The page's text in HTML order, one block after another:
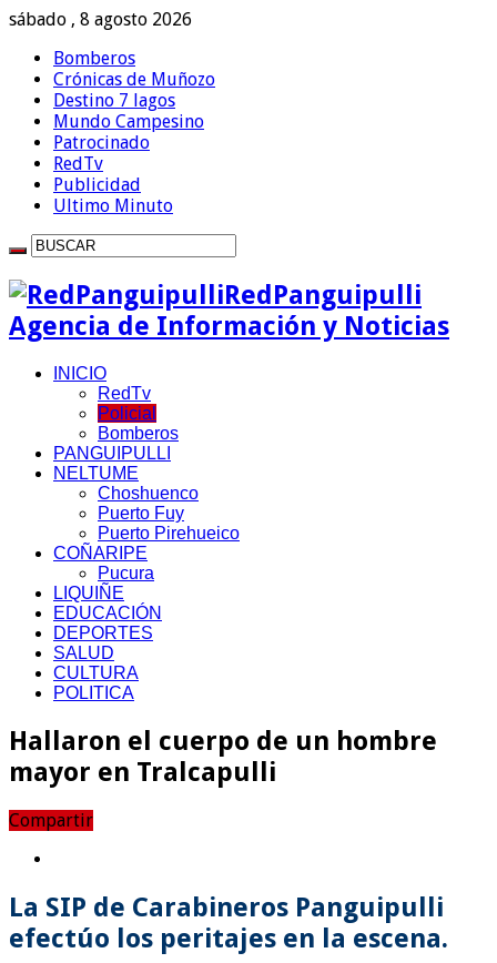
sábado , 8 agosto 2026
Bomberos
Crónicas de Muñozo
Destino 7 lagos
Mundo Campesino
Patrocinado
RedTv
Publicidad
Ultimo Minuto
RedPanguipulli
Agencia de Información y Noticias
INICIO
RedTv
Policial
Bomberos
PANGUIPULLI
NELTUME
Choshuenco
Puerto Fuy
Puerto Pirehueico
COÑARIPE
Pucura
LIQUIÑE
EDUCACIÓN
DEPORTES
SALUD
CULTURA
POLITICA
Hallaron el cuerpo de un hombre
mayor en Tralcapulli
Compartir
La SIP de Carabineros Panguipulli
efectúo los peritajes en la escena.